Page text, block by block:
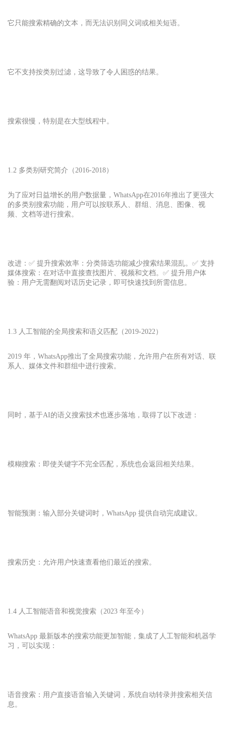
它只能搜索精确的文本，而无法识别同义词或相关短语。
它不支持按类别过滤，这导致了令人困惑的结果。
搜索很慢，特别是在大型线程中。
1.2 多类别研究简介（2016-2018）
为了应对日益增长的用户数据量，WhatsApp在2016年推出了更强大
的多类别搜索功能，用户可以按联系人、群组、消息、图像、视
频、文档等进行搜索。
改进：✅ 提升搜索效率：分类筛选功能减少搜索结果混乱。✅ 支持
媒体搜索：在对话中直接查找图片、视频和文档。✅ 提升用户体
验：用户无需翻阅对话历史记录，即可快速找到所需信息。
1.3 人工智能的全局搜索和语义匹配（2019-2022）
2019 年， WhatsApp推出了全局搜索功能，允许用户在所有对话、联
系人、媒体文件和群组中进行搜索。
同时，基于AI的语义搜索技术也逐步落地，取得了以下改进：
模糊搜索：即使关键字不完全匹配，系统也会返回相关结果。
智能预测：输入部分关键词时，WhatsApp 提供自动完成建议。
搜索历史：允许用户快速查看他们最近的搜索。
1.4 人工智能语音和视觉搜索（2023 年至今）
WhatsApp 最新版本的搜索功能更加智能，集成了人工智能和机器学
习，可以实现：
语音搜索：用户直接语音输入关键词，系统自动转录并搜索相关信
息。